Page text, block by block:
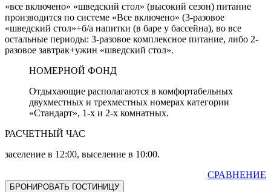
«все включено» «шведский стол» (высокий сезон) питание
производится по системе «Все включено» (3-разовое
«шведский стол»+б/а напитки (в баре у бассейна), во все
остальные периоды: 3-разовое комплексное питание, либо 2-
разовое завтрак+ужин «шведский стол».
НОМЕРНОЙ ФОНД
Отдыхающие располагаются в комфортабельных
двухместных и трехместных номерах категории
«Стандарт», 1-х и 2-х комнатных.
РАСЧЕТНЫЙ ЧАС
заселение в 12:00, выселение в 10:00.
СРАВНЕНИЕ
БРОНИРОВАТЬ ГОСТИНИЦУ